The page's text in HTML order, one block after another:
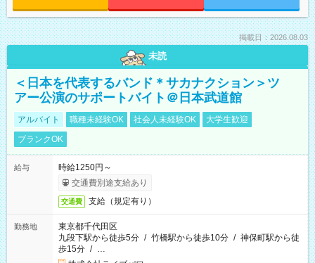
掲載日：2026.08.03
未読
＜日本を代表するバンド＊サカナクション＞ツ
アー公演のサポートバイト＠日本武道館
アルバイト 職種未経験OK 社会人未経験OK
大学生歓迎
ブランクOK
給与
時給1250円～
交通費別途支給あり
交通費 支給（規定有り）
勤務地
東京都千代田区
九段下駅から徒歩5分 / 竹橋駅から徒歩10分 / 神保町駅から徒
歩15分 / …